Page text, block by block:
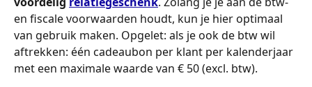
en fiscale voorwaarden houdt, kun je hier optimaal
van gebruik maken. Opgelet: als je ook de btw wil
aftrekken: één cadeaubon per klant per kalenderjaar
met een maximale waarde van € 50 (excl. btw).